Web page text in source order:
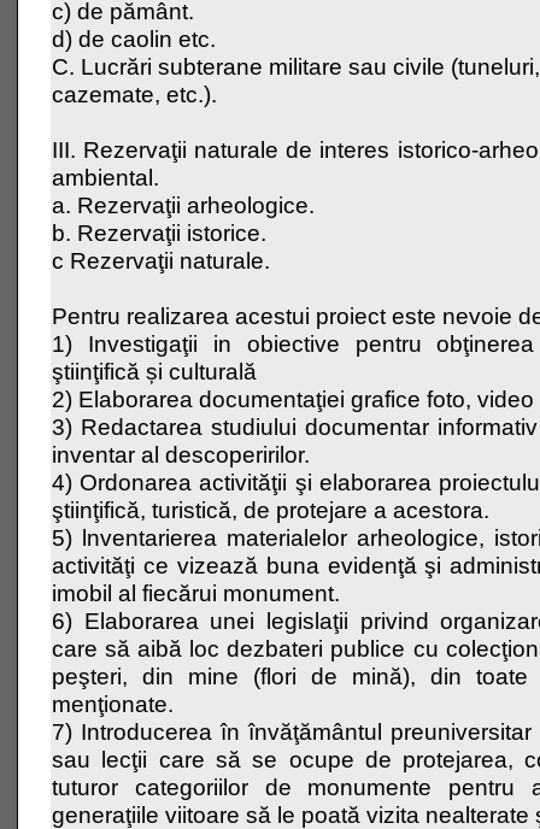
c) de pământ.
d) de caolin etc.
C. Lucrări subterane militare sau civile
cazemate, etc.).
III. Rezervaţii naturale de interes istorico-
ambiental.
a. Rezervaţii arheologice.
b. Rezervaţii istorice.
c Rezervaţii naturale.
Pentru realizarea acestui proiect este nevoie
1) Investigaţii in obiective pentru
ştiinţifică și culturală
2) Elaborarea documentaţiei grafice foto, video
3) Redactarea studiului documentar
inventar al descoperirilor.
4) Ordonarea activităţii şi elaborarea
ştiinţifică, turistică, de protejare a acestora.
5) lnventarierea materialelor arheologice,
activităţi ce vizează buna evidenţă şi
imobil al fiecărui monument.
6) Elaborarea unei legislaţii privind
care să aibă loc dezbateri publice cu
peşteri, din mine (flori de mină), din toate
menţionate.
7) Introducerea în învăţământul
sau lecţii care să se ocupe de protejarea,
tuturor categoriilor de monumente
generaţiile viitoare să le poată vizita nealterate